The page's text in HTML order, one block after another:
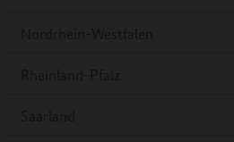
Nordrhein-Westfalen
Rheinland-Pfalz
Saarland